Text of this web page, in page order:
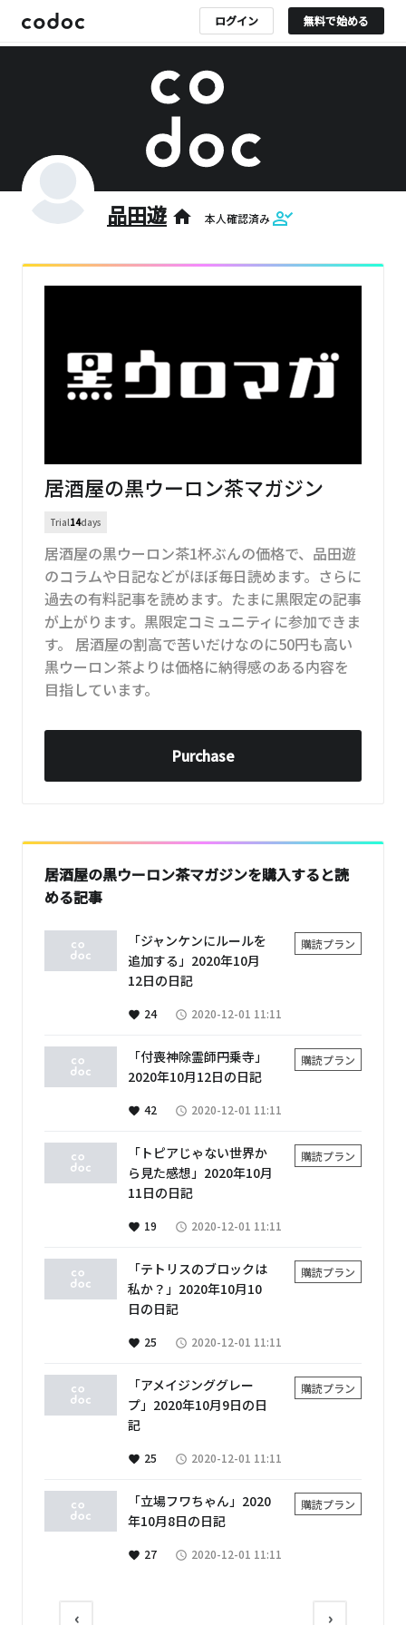
ログイン 無料で始める
品田遊 home 本人確認済み
居酒屋の黒ウーロン茶マガジン
Trial14days
居酒屋の黒ウーロン茶1杯ぶんの価格で、品田遊
のコラムや日記などがほぼ毎日読めます。さらに
過去の有料記事を読めます。たまに黒限定の記事
が上がります。黒限定コミュニティに参加できま
す。 居酒屋の割高で苦いだけなのに50円も高い
黒ウーロン茶よりは価格に納得感のある内容を
目指しています。
Purchase
居酒屋の黒ウーロン茶マガジンを購入すると読
める記事
「ジャンケンにルールを
追加する」2020年10月
12日の日記
購読プラン
favorite 24 access_time 2020-12-01 11:11
「付喪神除霊師円乗寺」
2020年10月12日の日記
購読プラン
favorite 42 access_time 2020-12-01 11:11
「トピアじゃない世界か
ら見た感想」2020年10月
11日の日記
購読プラン
favorite 19 access_time 2020-12-01 11:11
「テトリスのブロックは
私か？」2020年10月10
日の日記
購読プラン
favorite 25 access_time 2020-12-01 11:11
「アメイジンググレー
プ」2020年10月9日の日
記
購読プラン
favorite 25 access_time 2020-12-01 11:11
「立場フワちゃん」2020
年10月8日の日記
購読プラン
favorite 27 access_time 2020-12-01 11:11
‹ ›